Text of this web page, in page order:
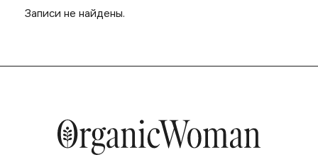
Записи не найдены.